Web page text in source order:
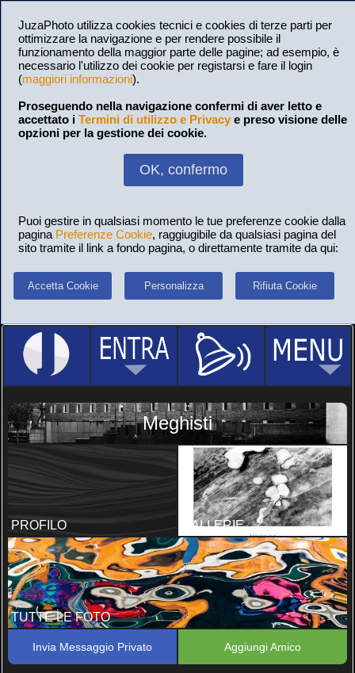
JuzaPhoto utilizza cookies tecnici e cookies di terze parti per
ottimizzare la navigazione e per rendere possibile il
funzionamento della maggior parte delle pagine; ad esempio, è
necessario l'utilizzo dei cookie per registarsi e fare il login
(maggiori informazioni).
Proseguendo nella navigazione confermi di aver letto e
accettato i Termini di utilizzo e Privacy e preso visione delle
opzioni per la gestione dei cookie.
OK, confermo
Puoi gestire in qualsiasi momento le tue preferenze cookie dalla
pagina Preferenze Cookie, raggiugibile da qualsiasi pagina del
sito tramite il link a fondo pagina, o direttamente tramite da qui:
Accetta Cookie Personalizza Rifiuta Cookie
Meghisti
PROFILO GALLERIE
TUTTE LE FOTO
Invia Messaggio Privato Aggiungi Amico